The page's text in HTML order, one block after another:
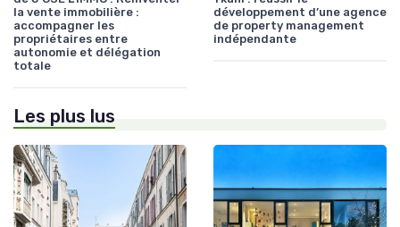
la vente immobilière :
accompagner les
propriétaires entre
autonomie et délégation
totale
développement d’une agence
de property management
indépendante
Les plus lus